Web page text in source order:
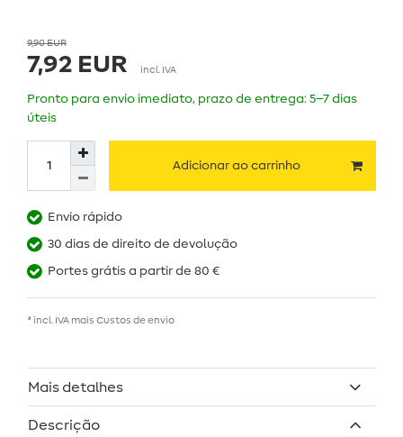
9,90 EUR
7,92 EUR incl. IVA
Pronto para envio imediato, prazo de entrega: 5–7 dias
úteis
Adicionar ao carrinho
Envio rápido
30 dias de direito de devolução
Portes grátis a partir de 80 €
* incl. IVA mais Custos de envio
Mais detalhes
Descrição